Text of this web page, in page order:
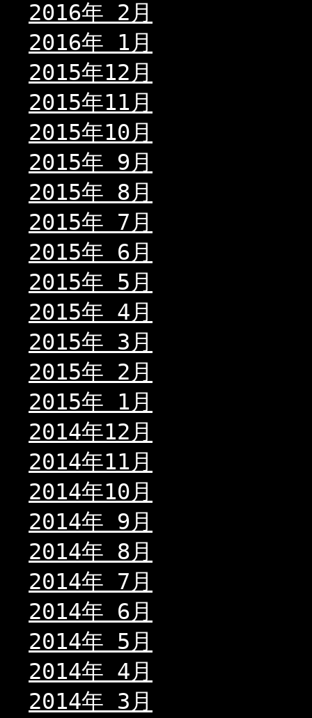
2016年 2月
2016年 1月
2015年12月
2015年11月
2015年10月
2015年 9月
2015年 8月
2015年 7月
2015年 6月
2015年 5月
2015年 4月
2015年 3月
2015年 2月
2015年 1月
2014年12月
2014年11月
2014年10月
2014年 9月
2014年 8月
2014年 7月
2014年 6月
2014年 5月
2014年 4月
2014年 3月